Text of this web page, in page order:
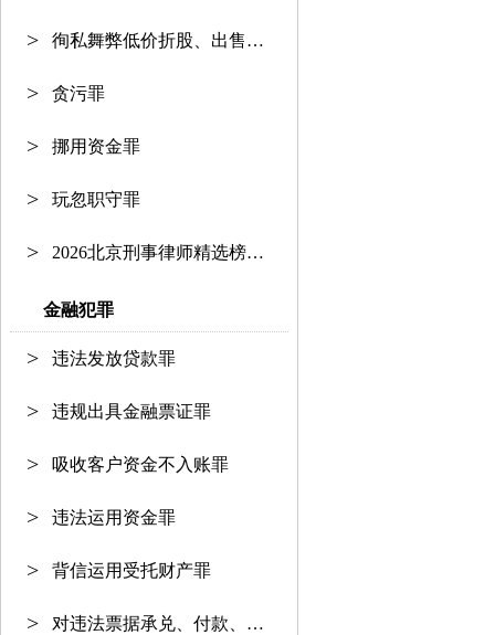
徇私舞弊低价折股、出售国有资产
贪污罪
挪用资金罪
玩忽职守罪
2026北京刑事律师精选榜单：资深护
金融犯罪
违法发放贷款罪
违规出具金融票证罪
吸收客户资金不入账罪
违法运用资金罪
背信运用受托财产罪
对违法票据承兑、付款、保证罪